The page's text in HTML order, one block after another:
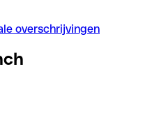
overschrijvingen